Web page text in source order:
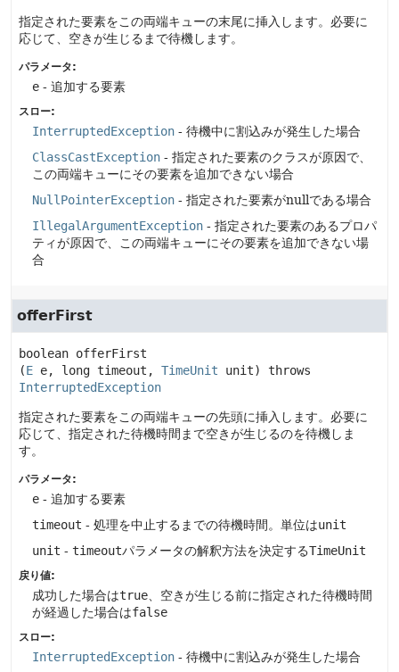
指定された要素をこの両端キューの末尾に挿入します。必要に
応じて、空きが生じるまで待機します。
パラメータ:
e - 追加する要素
スロー:
InterruptedException - 待機中に割込みが発生した場合
ClassCastException - 指定された要素のクラスが原因で、
この両端キューにその要素を追加できない場合
NullPointerException - 指定された要素がnullである場合
IllegalArgumentException - 指定された要素のあるプロパ
ティが原因で、この両端キューにその要素を追加できない場
合
offerFirst
boolean offerFirst
(E e, long timeout, TimeUnit unit)
throws
InterruptedException
指定された要素をこの両端キューの先頭に挿入します。必要に
応じて、指定された待機時間まで空きが生じるのを待機しま
す。
パラメータ:
e - 追加する要素
timeout - 処理を中止するまでの待機時間。単位はunit
unit - timeoutパラメータの解釈方法を決定するTimeUnit
戻り値:
成功した場合はtrue 、空きが生じる前に指定された待機時間
が経過した場合はfalse
スロー:
InterruptedException - 待機中に割込みが発生した場合